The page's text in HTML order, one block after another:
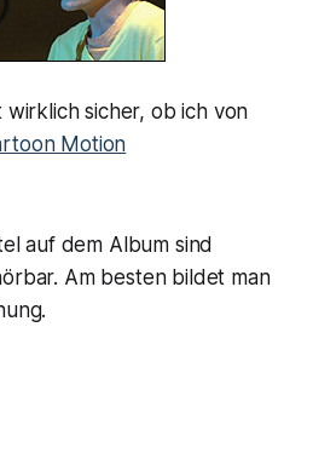
wirklich sicher, ob ich von
Motion
auf dem Album sind
Am besten bildet man